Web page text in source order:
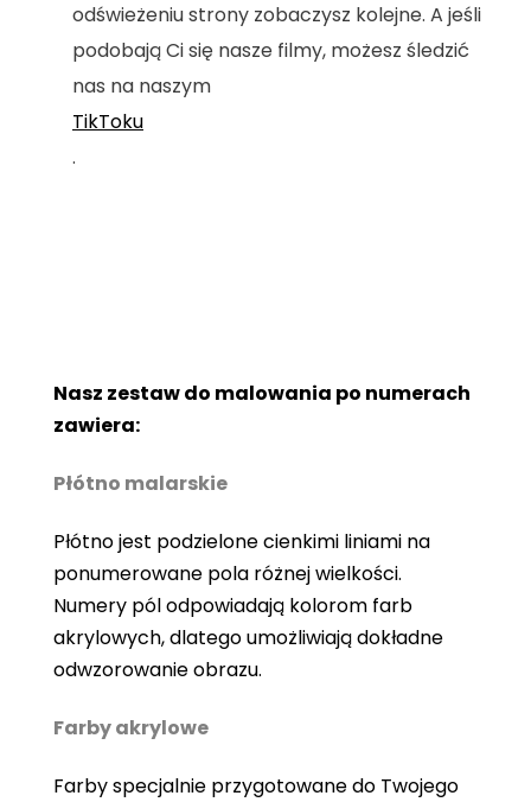
odświeżeniu strony zobaczysz kolejne. A jeśli
podobają Ci się nasze filmy, możesz śledzić
nas na naszym
TikToku
.
Nasz zestaw do malowania po numerach
zawiera:
Płótno malarskie
Płótno jest podzielone cienkimi liniami na
ponumerowane pola różnej wielkości.
Numery pól odpowiadają kolorom farb
akrylowych, dlatego umożliwiają dokładne
odwzorowanie obrazu.
Farby akrylowe
Farby specjalnie przygotowane do Twojego